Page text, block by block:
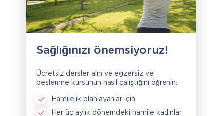
Sağlığınızı önemsiyoruz!
Ücretsiz dersler alın ve egzersiz ve
beslenme kursunun nasıl çalıştığını öğrenin:
Hamilelik planlayanlar için
Her üç aylık dönemdeki hamile kadınlar